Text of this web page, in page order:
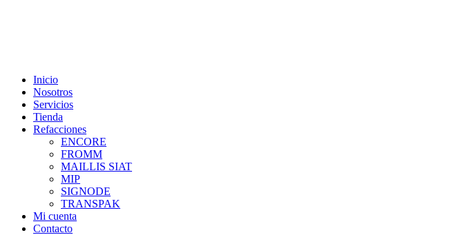
Inicio
Nosotros
Servicios
Tienda
Refacciones
ENCORE
FROMM
MAILLIS SIAT
MIP
SIGNODE
TRANSPAK
Mi cuenta
Contacto